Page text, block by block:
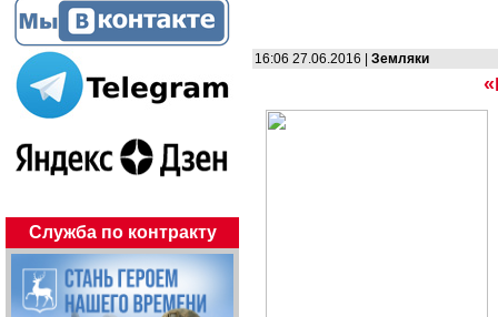
Служба по контракту
16:06 27.06.2016 | Земляки